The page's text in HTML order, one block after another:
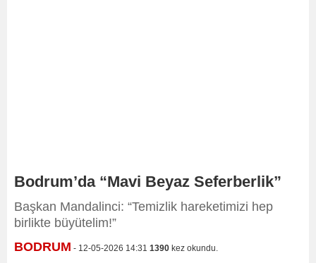
Bodrum’da “Mavi Beyaz Seferberlik”
Başkan Mandalinci: “Temizlik hareketimizi hep
birlikte büyütelim!”
BODRUM - 12-05-2026 14:31 1390 kez okundu.